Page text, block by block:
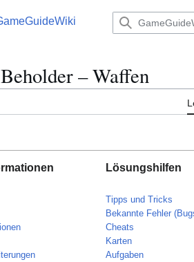
– Waffen
Lösungshilfen
Tipps und Tricks
Bekannte Fehler
Cheats
Karten
Aufgaben